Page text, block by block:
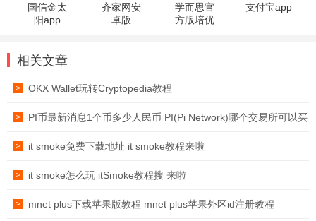
国信金太
阳app
齐家网安
卓版
学而思官
方版培优
支付宝app
相关文章
> OKX Wallet玩转Cryptopedia教程
> PI币最新消息1个币多少人民币 PI(Pi Network)哪个交易所可以买
> it smoke免费下载地址 it smoke教程来啦
> it smoke怎么玩 itSmoke教程搜 来啦
> mnet plus下载苹果版教程 mnet plus苹果外区id注册教程